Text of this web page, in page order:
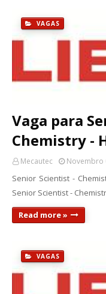
VAGAS
Vaga para
Chemistry -
Mecautec Novembro
Senior Scientist -
Senior Scientist -
Read more »
VAGAS